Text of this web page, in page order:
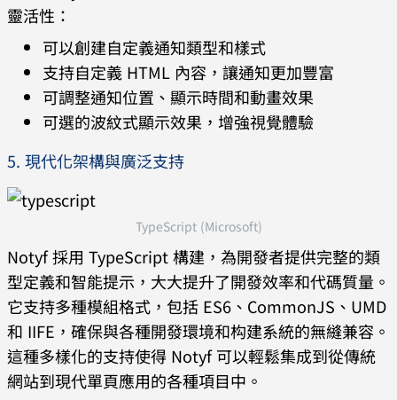
靈活性：
可以創建自定義通知類型和樣式
支持自定義 HTML 內容，讓通知更加豐富
可調整通知位置、顯示時間和動畫效果
可選的波紋式顯示效果，增強視覺體驗
5. 現代化架構與廣泛支持
TypeScript (Microsoft)
Notyf 採用 TypeScript 構建，為開發者提供完整的類
型定義和智能提示，大大提升了開發效率和代碼質量。
它支持多種模組格式，包括 ES6、CommonJS、UMD
和 IIFE，確保與各種開發環境和构建系統的無縫兼容。
這種多樣化的支持使得 Notyf 可以輕鬆集成到從傳統
網站到現代單頁應用的各種項目中。